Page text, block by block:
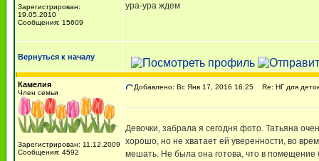
Зарегистрирован:
19.05.2010
Сообщения: 15609
ура-ура ждем
Вернуться к началу
Камелия
Член семьи
Зарегистрирован: 11.12.2009
Сообщения: 4592
Добавлено: Вс Янв 17, 2016 16:25 Re: НГ для
Девочки, забрала я сегодня фото. Татьяна
хорошо, но не хватает ей уверенности, во
мешать. Не была она готова, что в помещение